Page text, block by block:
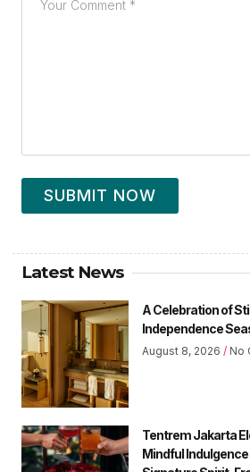
SUBMIT NOW
Latest News
A Celebration of
Independence
August 8, 2026 No
Tentrem Jakarta
Mindful